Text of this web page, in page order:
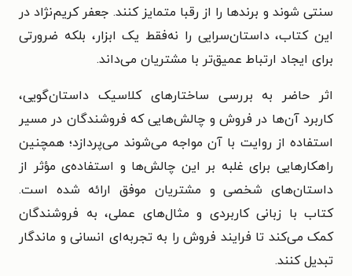
سنتی شوند و برندها را از رقبا متمایز کنند. جعفر کریم‌نژاد در
این کتاب، داستان‌سرایی را نه‌فقط یک ابزار، بلکه ضرورتی
برای ایجاد ارتباط عمیق‌تر با مشتریان می‌داند.
اثر حاضر به بررسی ساختارهای کلاسیک داستان‌گویی،
کاربرد آن‌ها در فروش و چالش‌هایی که فروشندگان در مسیر
استفاده از روایت با آن مواجه می‌شوند می‌پردازد؛ همچنین
راهکارهایی برای غلبه بر این چالش‌ها و استفاده‌ی مؤثر از
داستان‌های شخصی و مشتریان موفق ارائه شده است.
کتاب با زبانی کاربردی و مثال‌های عملی، به فروشندگان
کمک می‌کند تا فرایند فروش را به تجربه‌ای انسانی و ماندگار
تبدیل کنند.